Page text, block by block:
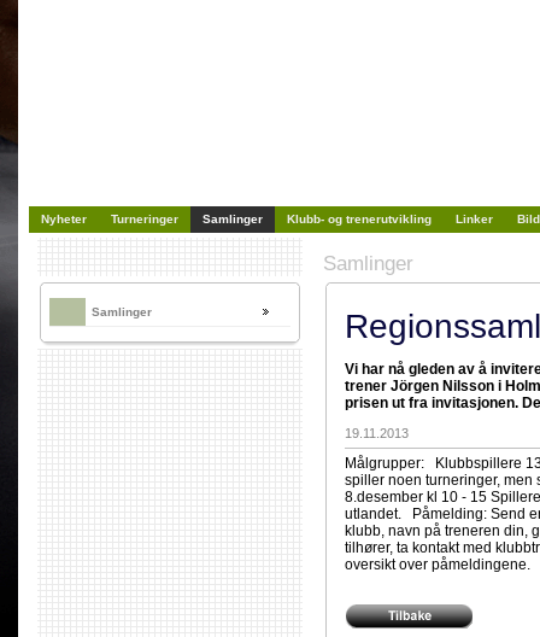
Nyheter Turneringer Samlinger Klubb- og trenerutvikling Linker
Samlinger
Samlinger
Vi har nå gleden av å
trener Jörgen Nilsson i
prisen ut fra invitasjonen.
19.11.2013
Målgrupper: Klubbspillere
spiller noen turneringer,
8.desember kl 10 - 15
utlandet. Påmelding: Send
klubb, navn på treneren din,
tilhører, ta kontakt med
oversikt over påmeldingene.